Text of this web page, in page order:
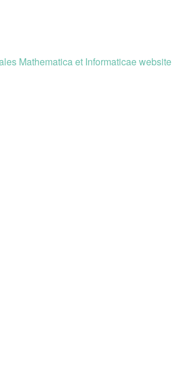
Mathematica et Informaticae website